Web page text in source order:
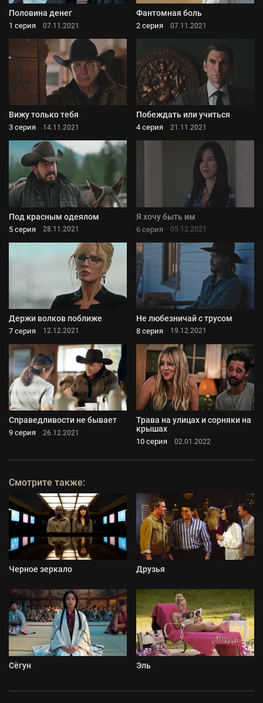
Половина денег
1 серия 07.11.2021
Фантомная боль
2 серия 07.11.2021
Вижу только тебя
3 серия 14.11.2021
Побеждать или учиться
4 серия 21.11.2021
Под красным одеялом
5 серия 28.11.2021
Я хочу быть им
6 серия 05.12.2021
Держи волков поближе
7 серия 12.12.2021
Не любезничай с трусом
8 серия 19.12.2021
Справедливости не бывает
9 серия 26.12.2021
Трава на улицах и сорняки на
крышах
10 серия 02.01.2022
Смотрите также:
Черное зеркало Друзья
Сёгун Эль